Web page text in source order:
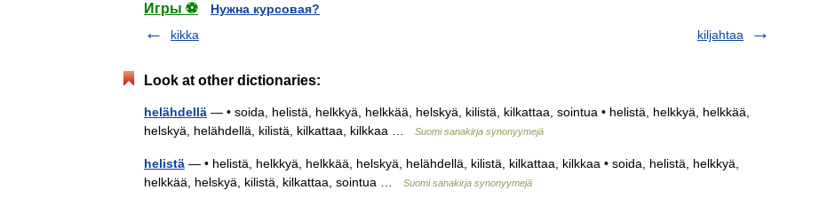
Игры ⚽
Нужна курсовая?
kikka
kiljahtaa
Look at other dictionaries:
helähdellä — • soida, helistä, helkkyä, helkkää, helskyä, kilistä, kilkattaa, sointua • helistä, helkkyä, helkkää,
helskyä, helähdellä, kilistä, kilkattaa, kilkkaa …
Suomi sanakirja synonyymejä
helistä — • helistä, helkkyä, helkkää, helskyä, helähdellä, kilistä, kilkattaa, kilkkaa • soida, helistä, helkkyä,
helkkää, helskyä, kilistä, kilkattaa, sointua …
Suomi sanakirja synonyymejä